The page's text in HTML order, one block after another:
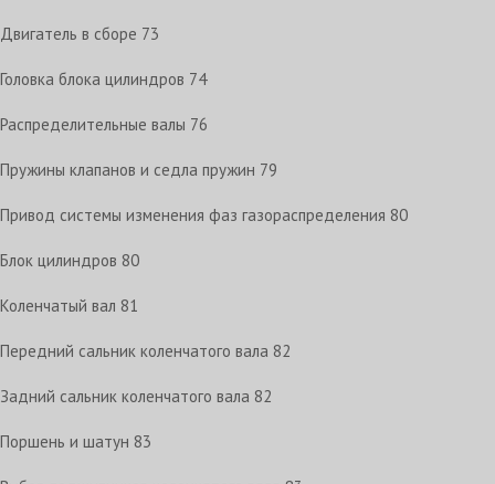
Двигатель в сборе 73
Головка блока цилиндров 74
Распределительные валы 76
Пружины клапанов и седла пружин 79
Привод системы изменения фаз газораспределения 80
Блок цилиндров 80
Коленчатый вал 81
Передний сальник коленчатого вала 82
Задний сальник коленчатого вала 82
Поршень и шатун 83